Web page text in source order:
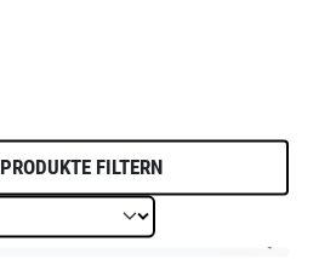
PRODUKTE FILTERN